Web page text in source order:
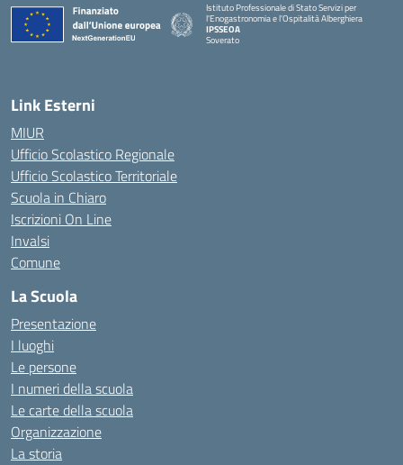
Istituto Professionale di Stato Servizi per
l'Enogastronomia e l'Ospitalità Alberghiera
IPSSEOA
Soverato
Link Esterni
MIUR
Ufficio Scolastico Regionale
Ufficio Scolastico Territoriale
Scuola in Chiaro
Iscrizioni On Line
Invalsi
Comune
La Scuola
Presentazione
I luoghi
Le persone
I numeri della scuola
Le carte della scuola
Organizzazione
La storia